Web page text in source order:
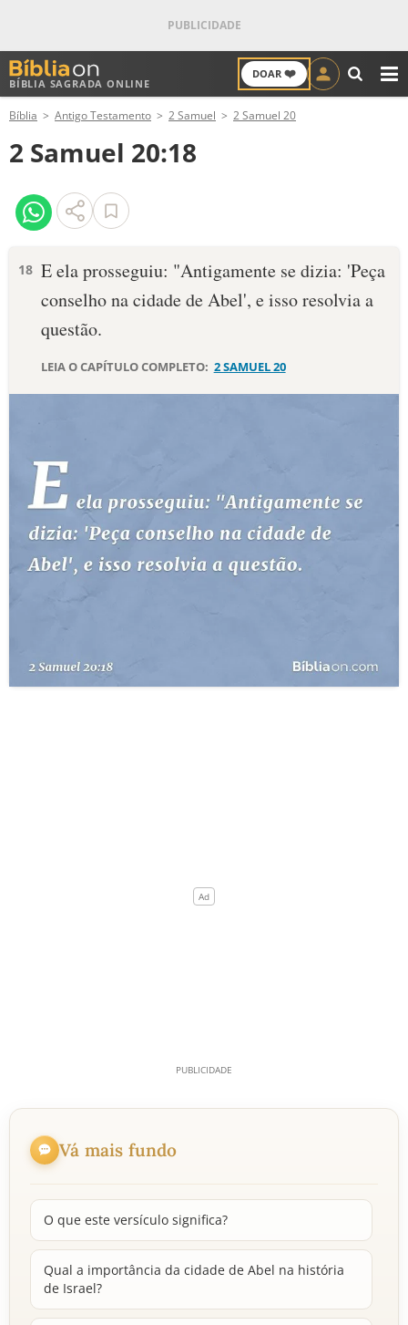
BÍBLIA SAGRADA ONLINE
DOAR ❤️
ANTIGO TESTAMENTO
NOVO TESTAMENTO
VERSÍCULOS
PALAVRA DO DIA
DEVOCIONAL DIÁRIO
ESTUDOS BÍBLICOS
ESBOÇOS DE PREGAÇÃO
TERMO BÍBLICO
Bíblia Antigo Testamento 2 Samuel 2 Samuel 20
2 Samuel 20:18
18 E ela prosseguiu: "Antigamente se dizia: 'Peça
conselho na cidade de Abel', e isso resolvia a
ques­tão.
LEIA O CAPÍTULO COMPLETO: 2 SAMUEL 20
Vá mais fundo
O que este versículo significa?
Qual a importância da cidade de Abel na história
de Israel?